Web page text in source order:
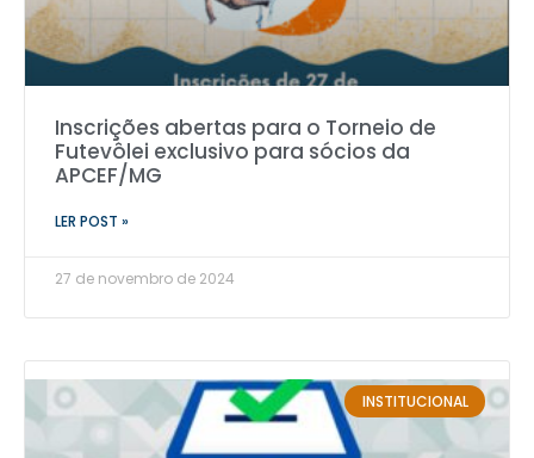
Inscrições abertas para o Torneio de
Futevôlei exclusivo para sócios da
APCEF/MG
LER POST »
27 de novembro de 2024
INSTITUCIONAL